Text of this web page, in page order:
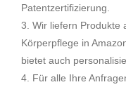
Patentzertifizierung.
3. Wir liefern Produkte
Körperpflege in
bietet auch
4. Für alle Ihre